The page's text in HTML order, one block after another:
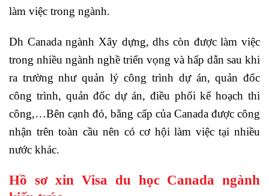
làm việc trong ngành.
Dh Canada ngành Xây dựng, dhs còn được làm việc
trong nhiều ngành nghề triển vọng và hấp dẫn sau khi
ra trường như quản lý công trình dự án, quản đốc
công trình, quản đốc dự án, điều phối kế hoạch thi
công,…Bên cạnh đó, bằng cấp của Canada được công
nhận trên toàn cầu nên có cơ hội làm việc tại nhiều
nước khác.
Hồ sơ xin Visa du học Canada ngành